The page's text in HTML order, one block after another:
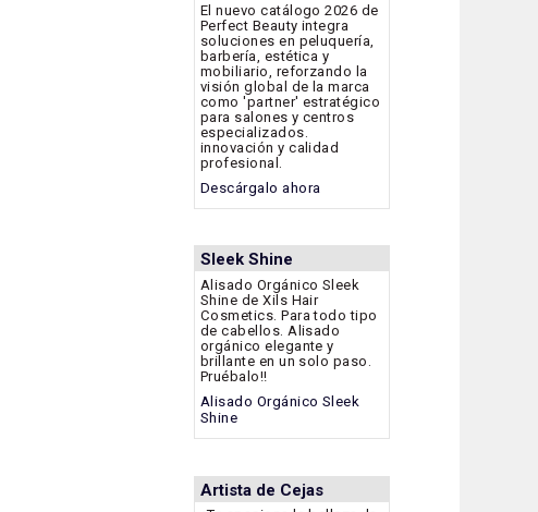
El nuevo catálogo 2026 de
Perfect Beauty integra
soluciones en peluquería,
barbería, estética y
mobiliario, reforzando la
visión global de la marca
como 'partner' estratégico
para salones y centros
especializados.
innovación y calidad
profesional.
Descárgalo ahora
Sleek Shine
Alisado Orgánico Sleek
Shine de Xils Hair
Cosmetics. Para todo tipo
de cabellos. Alisado
orgánico elegante y
brillante en un solo paso.
Pruébalo!!
Alisado Orgánico Sleek
Shine
Artista de Cejas